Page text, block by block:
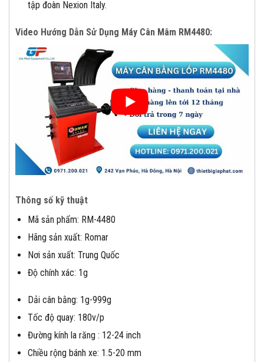
tập đoàn Nexion Italy.
Video Hướng Dẫn Sử Dụng Máy Cân Mâm RM4480:
Thông số kỹ thuật
Mã sản phẩm: RM-4480
Hãng sản xuất: Romar
Nơi sản xuất: Trung Quốc
Độ chính xác: 1g
Dải cân bằng: 1g-999g
Tốc độ quay: 180v/p
Đường kính la răng : 12-24 inch
Chiều rộng bánh xe: 1.5-20 mm